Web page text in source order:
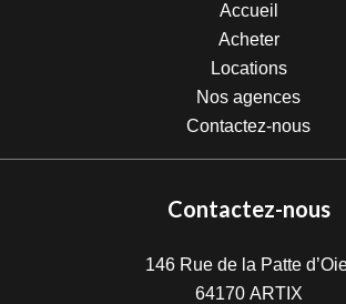
Accueil
Acheter
Locations
Nos agences
Contactez-nous
Contactez-nous
146 Rue de la Patte
64170 ARTIX